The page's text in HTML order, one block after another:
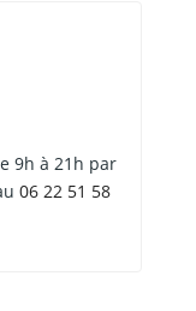
9h à 21h par
06 22 51 58